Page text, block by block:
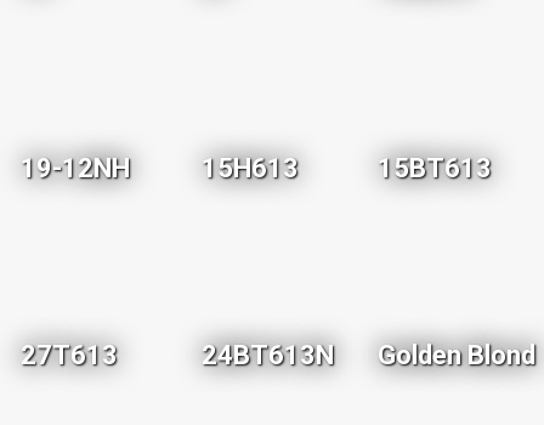
19-12NH 15H613 15BT613
27T613 24BT613N Golden Blond